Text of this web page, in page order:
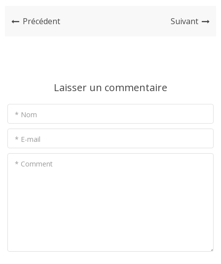
Précédent Suivant
Laisser un commentaire
* Nom
* E-mail
* Comment